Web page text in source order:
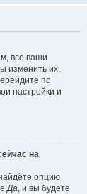
все ваши
изменить их,
по
настройки и
на
опцию
Да, и вы будете